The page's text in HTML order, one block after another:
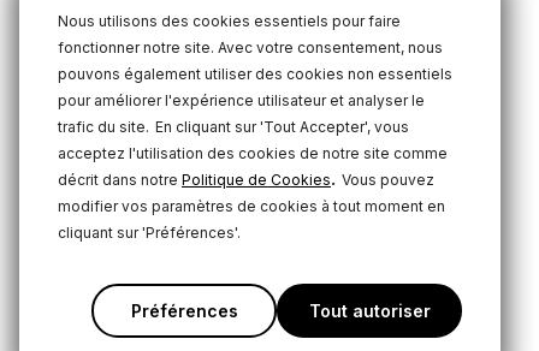
Nous utilisons des cookies essentiels pour faire
fonctionner notre site. Avec votre consentement, nous
pouvons également utiliser des cookies non essentiels
pour améliorer l'expérience utilisateur et analyser le
trafic du site. En cliquant sur 'Tout Accepter', vous
acceptez l'utilisation des cookies de notre site comme
décrit dans notre Politique de Cookies. Vous pouvez
modifier vos paramètres de cookies à tout moment en
cliquant sur 'Préférences'.
Préférences Tout autoriser